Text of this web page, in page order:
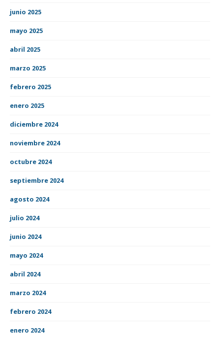
junio 2025
mayo 2025
abril 2025
marzo 2025
febrero 2025
enero 2025
diciembre 2024
noviembre 2024
octubre 2024
septiembre 2024
agosto 2024
julio 2024
junio 2024
mayo 2024
abril 2024
marzo 2024
febrero 2024
enero 2024